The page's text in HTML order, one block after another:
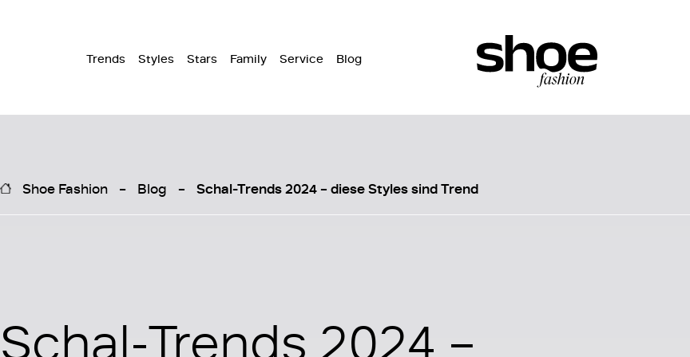
Trends Styles Stars Family Service Blog
Shoe Fashion Blog Schal-Trends 2024 – diese Styles sind Trend
Schal-Trends 2024 –